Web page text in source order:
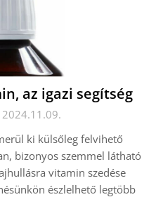
az igazi segítség
ki külsőleg felvihető
bizonyos szemmel látható
vitamin szedése
észlelhető legtöbb